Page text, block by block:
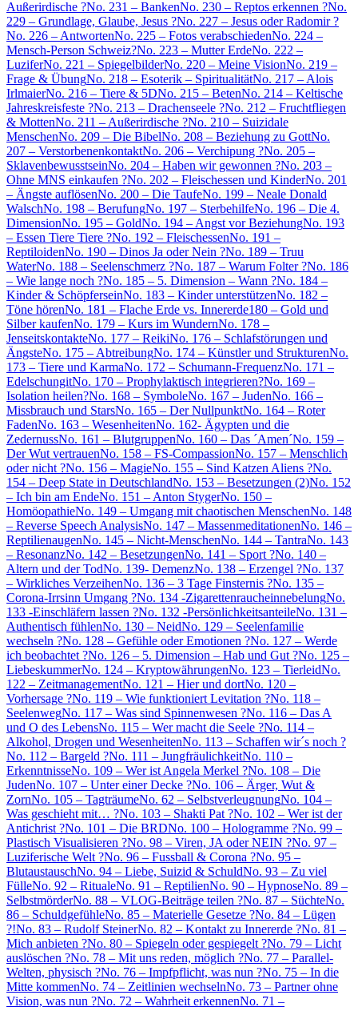
Außerirdische ?No. 231 – BankenNo. 230 – Reptos erkennen ?No.
229 – Grundlage, Glaube, Jesus ?No. 227 – Jesus oder Radomir ?
No. 226 – AntwortenNo. 225 – Fotos verabschiedenNo. 224 –
Mensch-Person Schweiz?No. 223 – Mutter ErdeNo. 222 –
LuziferNo. 221 – SpiegelbilderNo. 220 – Meine VisionNo. 219 –
Frage & ÜbungNo. 218 – Esoterik – SpiritualitätNo. 217 – Alois
IrlmaierNo. 216 – Tiere & 5DNo. 215 – BetenNo. 214 – Keltische
Jahreskreisfeste ?No. 213 – Drachenseele ?No. 212 – Fruchtfliegen
& MottenNo. 211 – Außerirdische ?No. 210 – Suizidale
MenschenNo. 209 – Die BibelNo. 208 – Beziehung zu GottNo.
207 – VerstorbenenkontaktNo. 206 – Verchipung ?No. 205 –
SklavenbewusstseinNo. 204 – Haben wir gewonnen ?No. 203 –
Ohne MNS einkaufen ?No. 202 – Fleischessen und KinderNo. 201
– Ängste auflösenNo. 200 – Die TaufeNo. 199 – Neale Donald
WalschNo. 198 – BerufungNo. 197 – SterbehilfeNo. 196 – Die 4.
DimensionNo. 195 – GoldNo. 194 – Angst vor BeziehungNo. 193
– Essen Tiere Tiere ?No. 192 – FleischessenNo. 191 –
ReptiloidenNo. 190 – Dinos Ja oder Nein ?No. 189 – Truu
WaterNo. 188 – Seelenschmerz ?No. 187 – Warum Folter ?No. 186
– Wie lange noch ?No. 185 – 5. Dimension – Wann ?No. 184 –
Kinder & SchöpferseinNo. 183 – Kinder unterstützenNo. 182 –
Töne hörenNo. 181 – Flache Erde vs. Innererde180 – Gold und
Silber kaufenNo. 179 – Kurs im WundernNo. 178 –
JenseitskontakteNo. 177 – ReikiNo. 176 – Schlafstörungen und
ÄngsteNo. 175 – AbtreibungNo. 174 – Künstler und StrukturenNo.
173 – Tiere und KarmaNo. 172 – Schumann-FrequenzNo. 171 –
EdelschungitNo. 170 – Prophylaktisch integrieren?No. 169 –
Isolation heilen?No. 168 – SymboleNo. 167 – JudenNo. 166 –
Missbrauch und StarsNo. 165 – Der NullpunktNo. 164 – Roter
FadenNo. 163 – WesenheitenNo. 162- Ägypten und die
ZedernussNo. 161 – BlutgruppenNo. 160 – Das ´Amen´No. 159 –
Der Wut vertrauenNo. 158 – FS-CompassionNo. 157 – Menschlich
oder nicht ?No. 156 – MagieNo. 155 – Sind Katzen Aliens ?No.
154 – Deep State in DeutschlandNo. 153 – Besetzungen (2)No. 152
– Ich bin am EndeNo. 151 – Anton StygerNo. 150 –
HomöopathieNo. 149 – Umgang mit chaotischen MenschenNo. 148
– Reverse Speech AnalysisNo. 147 – MassenmeditationenNo. 146 –
ReptilienaugenNo. 145 – Nicht-MenschenNo. 144 – TantraNo. 143
– ResonanzNo. 142 – BesetzungenNo. 141 – Sport ?No. 140 –
Altern und der TodNo. 139- DemenzNo. 138 – Erzengel ?No. 137
– Wirkliches VerzeihenNo. 136 – 3 Tage Finsternis ?No. 135 –
Corona-Irrsinn Umgang ?No. 134 -ZigarettenraucheinnebelungNo.
133 -Einschläfern lassen ?No. 132 -PersönlichkeitsanteileNo. 131 –
Authentisch fühlenNo. 130 – NeidNo. 129 – Seelenfamilie
wechseln ?No. 128 – Gefühle oder Emotionen ?No. 127 – Werde
ich beobachtet ?No. 126 – 5. Dimension – Hab und Gut ?No. 125 –
LiebeskummerNo. 124 – KryptowährungenNo. 123 – TierleidNo.
122 – ZeitmanagementNo. 121 – Hier und dortNo. 120 –
Vorhersage ?No. 119 – Wie funktioniert Levitation ?No. 118 –
SeelenwegNo. 117 – Was sind Spinnenwesen ?No. 116 – Das A
und O des LebensNo. 115 – Wer macht die Seele ?No. 114 –
Alkohol, Drogen und WesenheitenNo. 113 – Schaffen wir´s noch ?
No. 112 – Bargeld ?No. 111 – JungfräulichkeitNo. 110 –
ErkenntnisseNo. 109 – Wer ist Angela Merkel ?No. 108 – Die
JudenNo. 107 – Unter einer Decke ?No. 106 – Ärger, Wut &
ZornNo. 105 – TagträumeNo. 62 – SelbstverleugnungNo. 104 –
Was geschieht mit… ?No. 103 – Shakti Pat ?No. 102 – Wer ist der
Antichrist ?No. 101 – Die BRDNo. 100 – Hologramme ?No. 99 –
Plastisch Visualisieren ?No. 98 – Viren, JA oder NEIN ?No. 97 –
Luziferische Welt ?No. 96 – Fussball & Corona ?No. 95 –
BlutaustauschNo. 94 – Liebe, Suizid & SchuldNo. 93 – Zu viel
FülleNo. 92 – RitualeNo. 91 – ReptilienNo. 90 – HypnoseNo. 89 –
SelbstmörderNo. 88 – VLOG-Beiträge teilen ?No. 87 – SüchteNo.
86 – SchuldgefühleNo. 85 – Materielle Gesetze ?No. 84 – Lügen
?!No. 83 – Rudolf SteinerNo. 82 – Kontakt zu Innererde ?No. 81 –
Mich anbieten ?No. 80 – Spiegeln oder gespiegelt ?No. 79 – Licht
auslöschen ?No. 78 – Mit uns reden, möglich ?No. 77 – Parallel-
Welten, physisch ?No. 76 – Impfpflicht, was nun ?No. 75 – In die
Mitte kommenNo. 74 – Zeitlinien wechselnNo. 73 – Partner ohne
Vision, was nun ?No. 72 – Wahrheit erkennenNo. 71 –